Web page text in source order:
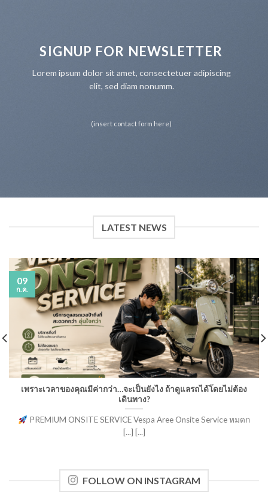
SIGNUP FOR NEWSLETTER
Lorem ipsum dolor sit amet, consectetuer adipiscing
elit, sed diam nonumm.
(insert contact form here)
LATEST NEWS
เพราะเวลาของคุณมีค่ากว่า…จะเป็นยังไง ถ้าดูแลรถได้โดยไม่ต้อง
เดินทาง?
PREMIUM ONSITE SERVICE Vespa Aree Onsite Service หมดก
[...] [...]
09
ก.ค.
FOLLOW ON INSTAGRAM